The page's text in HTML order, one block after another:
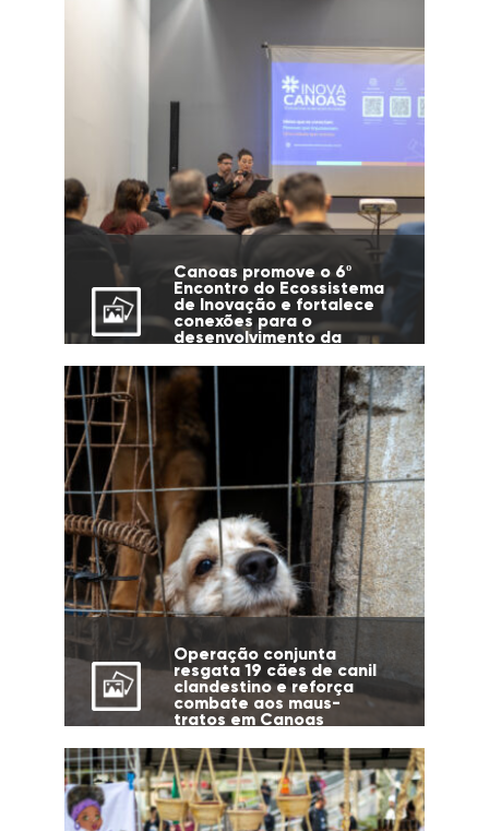
Canoas promove o 6º
Encontro do Ecossistema
de Inovação e fortalece
conexões para o
desenvolvimento da
Operação conjunta
resgata 19 cães de canil
clandestino e reforça
combate aos maus-
tratos em Canoas